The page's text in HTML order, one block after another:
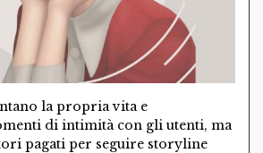
la propria vita e
di intimità con gli utenti, ma
pagati per seguire storyline